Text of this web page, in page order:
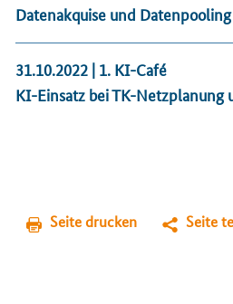
Datenakquise und Datenpooling
31.10.2022 | 1. KI-Café
KI-Einsatz bei TK-Netzplanung
Seite drucken Seite